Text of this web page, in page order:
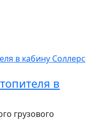
в
грузового